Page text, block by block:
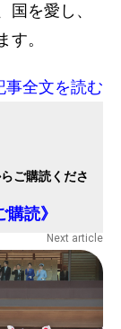
国を愛し、
す。
全文を読む
ご購読くださ
読》
Next article